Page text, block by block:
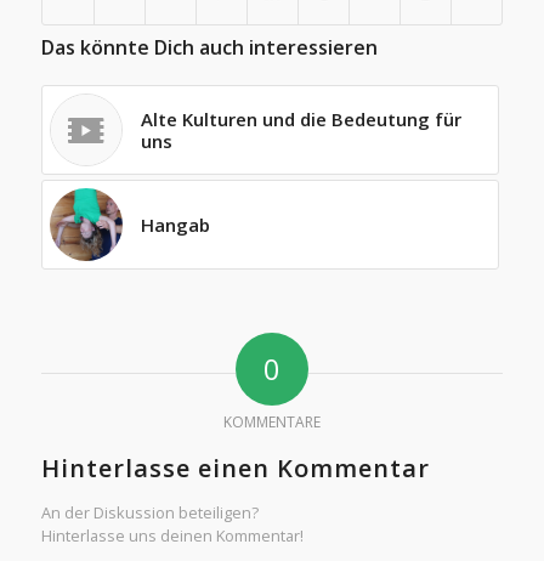
Das könnte Dich auch interessieren
Alte Kulturen und die Bedeutung für
uns
Hangab
0
KOMMENTARE
Hinterlasse einen Kommentar
An der Diskussion beteiligen?
Hinterlasse uns deinen Kommentar!